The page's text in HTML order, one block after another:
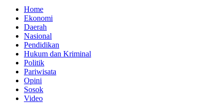
Home
Ekonomi
Daerah
Nasional
Pendidikan
Hukum dan Kriminal
Politik
Pariwisata
Opini
Sosok
Video